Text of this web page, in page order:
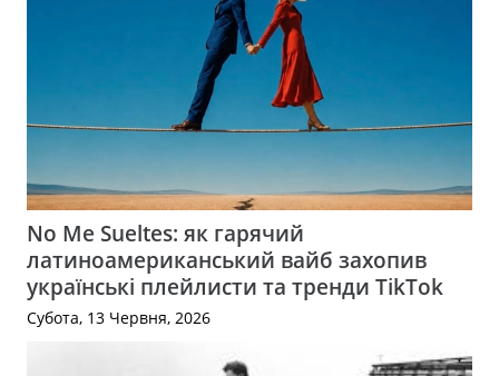
No Me Sueltes: як гарячий
латиноамериканський вайб захопив
українські плейлисти та тренди TikTok
Субота, 13 Червня, 2026